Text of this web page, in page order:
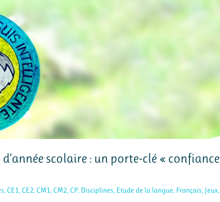
scolaire : un porte-clé « confiance
, CE1, CE2, CM1, CM2, CP, Disciplines, Etude de la langue, Français, Jeux,